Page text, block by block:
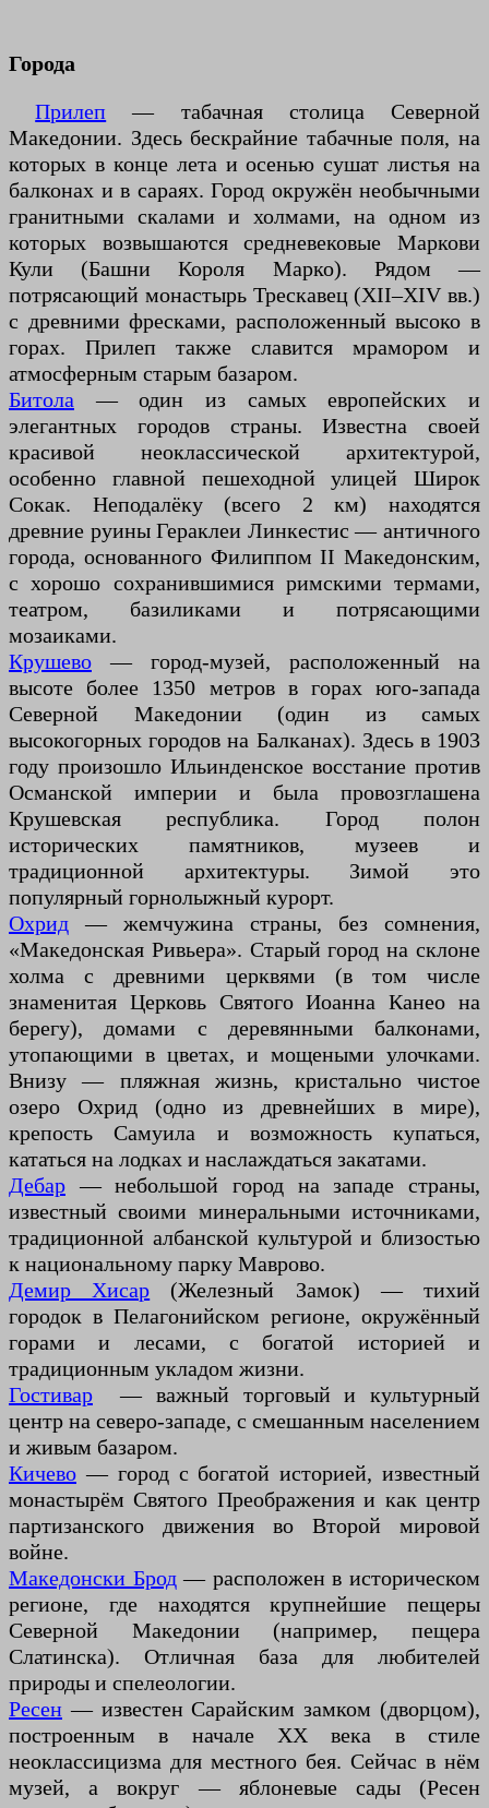
Города
Прилеп — табачная столица Северной
Македонии. Здесь бескрайние табачные поля, на
которых в конце лета и осенью сушат листья на
балконах и в сараях. Город окружён необычными
гранитными скалами и холмами, на одном из
которых возвышаются средневековые Маркови
Кули (Башни Короля Марко). Рядом —
потрясающий монастырь Трескавец (XII–XIV вв.)
с древними фресками, расположенный высоко в
горах. Прилеп также славится мрамором и
атмосферным старым базаром.
Битола — один из самых европейских и
элегантных городов страны. Известна своей
красивой неоклассической архитектурой,
особенно главной пешеходной улицей Широк
Сокак. Неподалёку (всего 2 км) находятся
древние руины Гераклеи Линкестис — античного
города, основанного Филиппом II Македонским,
с хорошо сохранившимися римскими термами,
театром, базиликами и потрясающими
мозаиками.
Крушево — город-музей, расположенный на
высоте более 1350 метров в горах юго-запада
Северной Македонии (один из самых
высокогорных городов на Балканах). Здесь в 1903
году произошло Ильинденское восстание против
Османской империи и была провозглашена
Крушевская республика. Город полон
исторических памятников, музеев и
традиционной архитектуры. Зимой это
популярный горнолыжный курорт.
Охрид — жемчужина страны, без сомнения,
«Македонская Ривьера». Старый город на склоне
холма с древними церквями (в том числе
знаменитая Церковь Святого Иоанна Канео на
берегу), домами с деревянными балконами,
утопающими в цветах, и мощеными улочками.
Внизу — пляжная жизнь, кристально чистое
озеро Охрид (одно из древнейших в мире),
крепость Самуила и возможность купаться,
кататься на лодках и наслаждаться закатами.
Дебар — небольшой город на западе страны,
известный своими минеральными источниками,
традиционной албанской культурой и близостью
к национальному парку Маврово.
Демир Хисар (Железный Замок) — тихий
городок в Пелагонийском регионе, окружённый
горами и лесами, с богатой историей и
традиционным укладом жизни.
Гостивар — важный торговый и культурный
центр на северо-западе, с смешанным населением
и живым базаром.
Кичево — город с богатой историей, известный
монастырём Святого Преображения и как центр
партизанского движения во Второй мировой
войне.
Македонски Брод— расположен в историческом
регионе, где находятся крупнейшие пещеры
Северной Македонии (например, пещера
Слатинска). Отличная база для любителей
природы и спелеологии.
Ресен — известен Сарайским замком (дворцом),
построенным в начале XX века в стиле
неоклассицизма для местного бея. Сейчас в нём
музей, а вокруг — яблоневые сады (Ресен